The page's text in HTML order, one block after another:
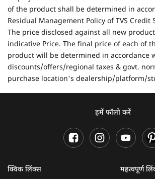
of the product shall be determined in
Residual Management Policy of TVS Credit
The price disclosed against all new
indicative Price. The final price of each of
product will be determined in accordance
discounts/offers/regional taxes & govt.
purchase location's dealership/platform/
हमें फॉलो करें
क्विक लिंक्स
महत्वपूर्ण